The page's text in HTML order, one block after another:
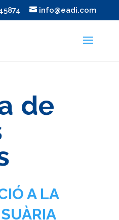
info@eadi.com
de
A LA